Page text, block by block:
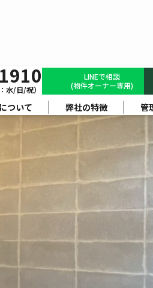
水/日/祝）
LINEで相談
(物件オーナー専用)
ついて 弊社の特徴 管
の不具合
者よりご連絡させていただきま
供することはございません。
ご確認ください。